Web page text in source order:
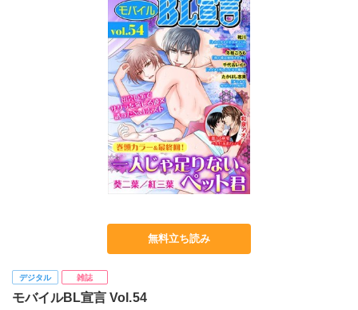
無料立ち読み
デジタル 雑誌
モバイルBL宣言 Vol.54